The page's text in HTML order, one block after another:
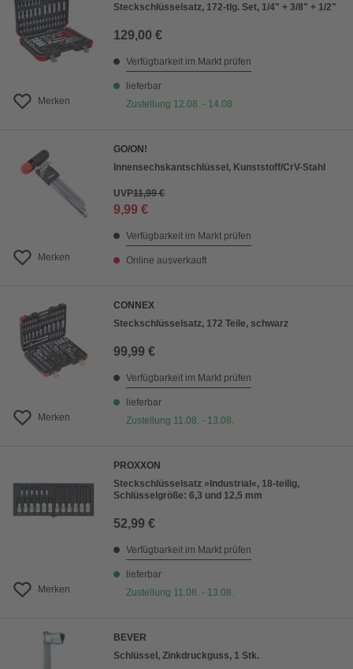
Merken
Steckschlüsselsatz, 172-tlg. Set, 1/4" + 3/8" + 1/2"
129,00 €
Verfügbarkeit im Markt prüfen
lieferbar
Zustellung 12.08. - 14.08.
Merken
GO/ON!
Innensechskantschlüssel, Kunststoff/CrV-Stahl
UVP11,99 €
9,99 €
Verfügbarkeit im Markt prüfen
Online ausverkauft
Merken
CONNEX
Steckschlüsselsatz, 172 Teile, schwarz
99,99 €
Verfügbarkeit im Markt prüfen
lieferbar
Zustellung 11.08. - 13.08.
Merken
PROXXON
Steckschlüsselsatz »Industrial«, 18-teilig,
Schlüsselgröße: 6,3 und 12,5 mm
52,99 €
Verfügbarkeit im Markt prüfen
lieferbar
Zustellung 11.08. - 13.08.
BEVER
Schlüssel, Zinkdruckguss, 1 Stk.